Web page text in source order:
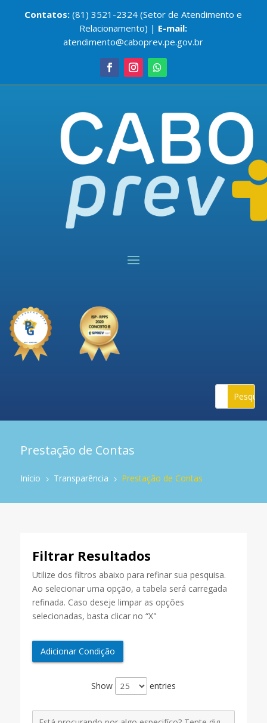
Contatos: (81) 3521-2324 (Setor de Atendimento e
Relacionamento) | E-mail:
atendimento@caboprev.pe.gov.br
Prestação de Contas
Início 5 Transparência 5 Prestação de Contas
Filtrar Resultados
Utilize dos filtros abaixo para refinar sua pesquisa.
Ao selecionar uma opção, a tabela será carregada
refinada. Caso deseje limpar as opções
selecionadas, basta clicar no “X"
Adicionar Condição
Show entries